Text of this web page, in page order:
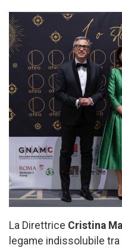
La Direttrice Cristina
legame indissolubile